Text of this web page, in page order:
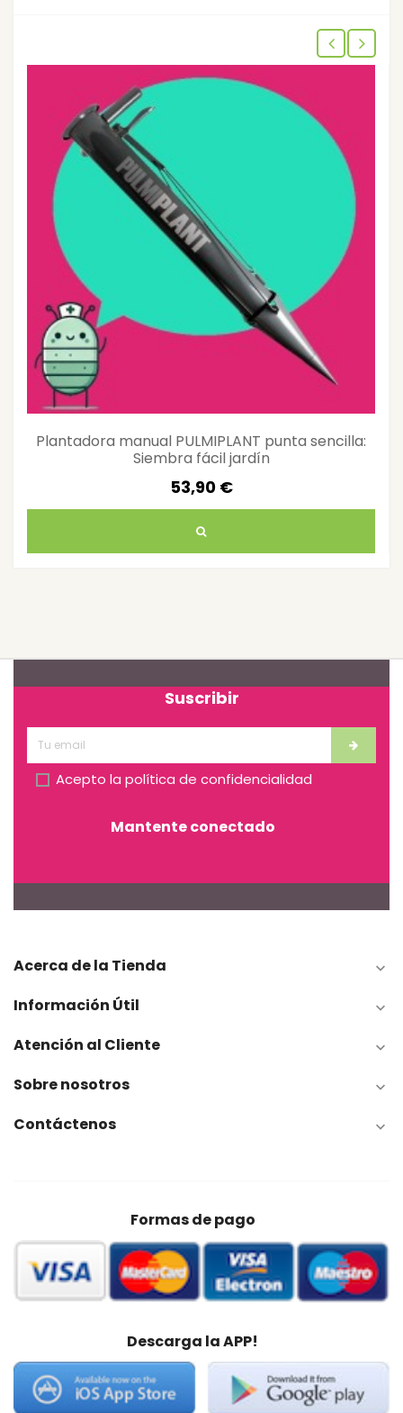
Plantadora manual PULMIPLANT punta sencilla:
Siembra fácil jardín
53,90 €
Suscribir
Acepto la política de confidencialidad
Mantente conectado
Acerca de la Tienda 
Información Útil 
Atención al Cliente 
Sobre nosotros 
Contáctenos 
Formas de pago
Descarga la APP!